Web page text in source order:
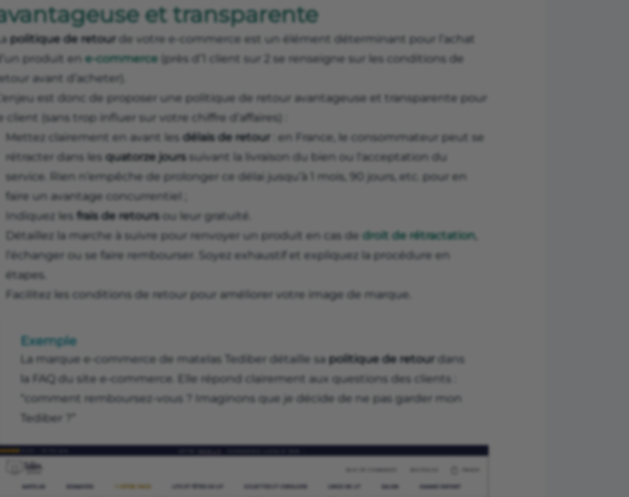
et transparente
politique de retour de votre e-commerce est un élément déterminant pour l’achat
produit en e-commerce (près d’1 client sur 2 se renseigne sur les conditions de
avant d’acheter).
est donc de proposer une politique de retour avantageuse et transparente pour
client (sans trop influer sur votre chiffre d’affaires) :
Mettez clairement en avant les délais de retour : en France, le consommateur peut se
rétracter dans les quatorze jourssuivant la livraison du bien ou l'acceptation du
service. Rien n’empêche de prolonger ce délai jusqu’à 1 mois, 90 jours, etc. pour en
faire un avantage concurrentiel ;
Indiquez les frais de retoursou leur gratuité.
Détaillez la marche à suivre pour renvoyer un produit en cas de droit de rétractation,
l’échanger ou se faire rembourser. Soyez exhaustif et expliquez la procédure en
étapes.
Facilitez les conditions de retour pour améliorer votre image de marque.
Exemple
La marque e-commerce de matelas Tediber détaille sa politique de retour dans
la FAQ du site e-commerce. Elle répond clairement aux questions des clients :
“comment remboursez-vous ? Imaginons que je décide de ne pas garder mon
Tediber ?”